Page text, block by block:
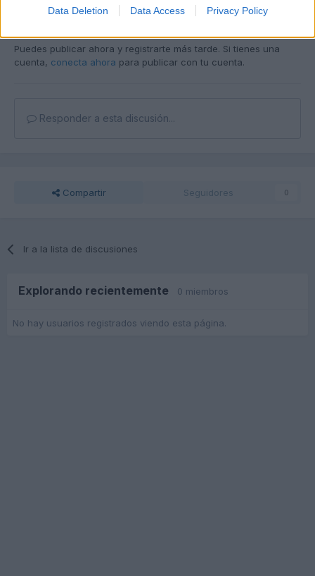
Data Deletion Data Access Privacy Policy
Unirse a la conversación
Puedes publicar ahora y registrarte más tarde. Si tienes una
cuenta, conecta ahora para publicar con tu cuenta.
Responder a esta discusión...
Compartir Seguidores 0
Ir a la lista de discusiones
Explorando recientemente 0 miembros
No hay usuarios registrados viendo esta página.